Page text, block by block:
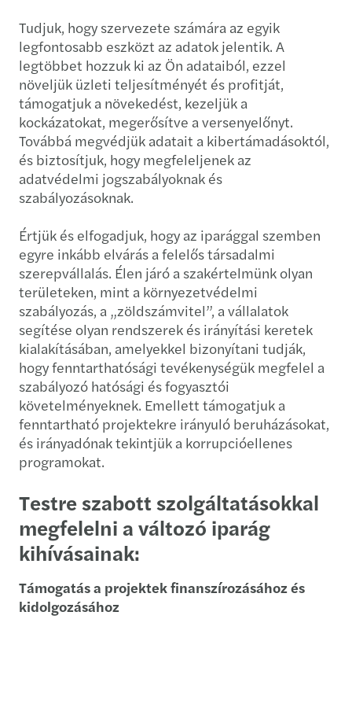
Tudjuk, hogy szervezete számára az egyik
legfontosabb eszközt az adatok jelentik. A
legtöbbet hozzuk ki az Ön adataiból, ezzel
növeljük üzleti teljesítményét és profitját,
támogatjuk a növekedést, kezeljük a
kockázatokat, megerősítve a versenyelőnyt.
Továbbá megvédjük adatait a kibertámadásoktól,
és biztosítjuk, hogy megfeleljenek az
adatvédelmi jogszabályoknak és
szabályozásoknak.
Értjük és elfogadjuk, hogy az iparággal szemben
egyre inkább elvárás a felelős társadalmi
szerepvállalás. Élen járó a szakértelmünk olyan
területeken, mint a környezetvédelmi
szabályozás, a „zöldszámvitel”, a vállalatok
segítése olyan rendszerek és irányítási keretek
kialakításában, amelyekkel bizonyítani tudják,
hogy fenntarthatósági tevékenységük megfelel a
szabályozó hatósági és fogyasztói
követelményeknek. Emellett támogatjuk a
fenntartható projektekre irányuló beruházásokat,
és irányadónak tekintjük a korrupcióellenes
programokat.
Testre szabott szolgáltatásokkal
megfelelni a változó iparág
kihívásainak:
Támogatás a projektek finanszírozásához és
kidolgozásához